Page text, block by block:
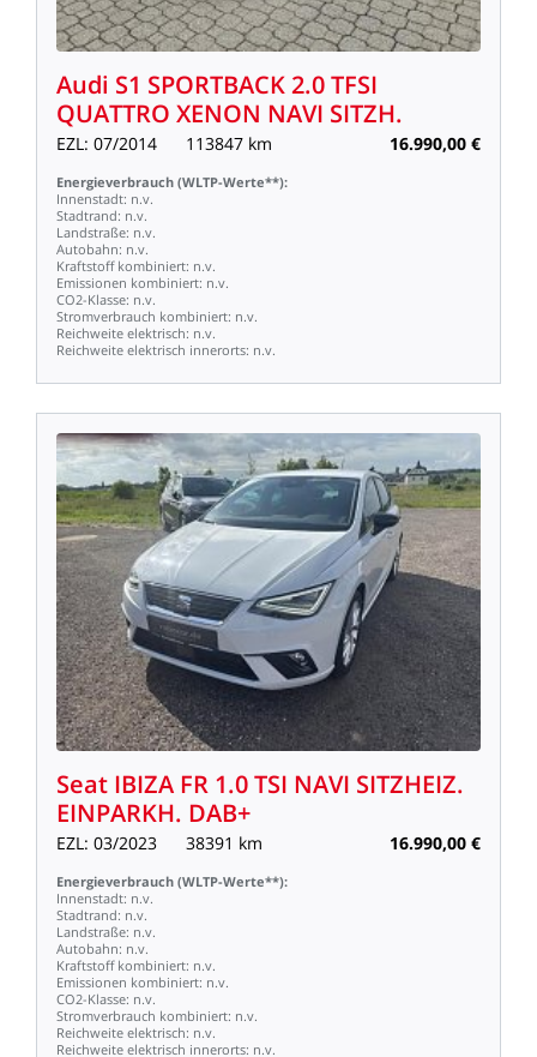
Audi S1 SPORTBACK2.0TFSI
QUATTRO XENON NAVI SITZH.
EZL: 07/2014 113847 km 16.990,00 €
Energieverbrauch (WLTP-Werte**):
Innenstadt: n.v.
Stadtrand: n.v.
Landstraße: n.v.
Autobahn: n.v.
Kraftstoff kombiniert: n.v.
Emissionen kombiniert: n.v.
CO2-Klasse: n.v.
Stromverbrauch kombiniert: n.v.
Reichweite elektrisch: n.v.
Reichweite elektrisch innerorts: n.v.
Seat IBIZA FR 1.0TSI NAVI SITZHEIZ.
EINPARKH. DAB+
EZL: 03/2023 38391 km 16.990,00 €
Energieverbrauch (WLTP-Werte**):
Innenstadt: n.v.
Stadtrand: n.v.
Landstraße: n.v.
Autobahn: n.v.
Kraftstoff kombiniert: n.v.
Emissionen kombiniert: n.v.
CO2-Klasse: n.v.
Stromverbrauch kombiniert: n.v.
Reichweite elektrisch: n.v.
Reichweite elektrisch innerorts: n.v.